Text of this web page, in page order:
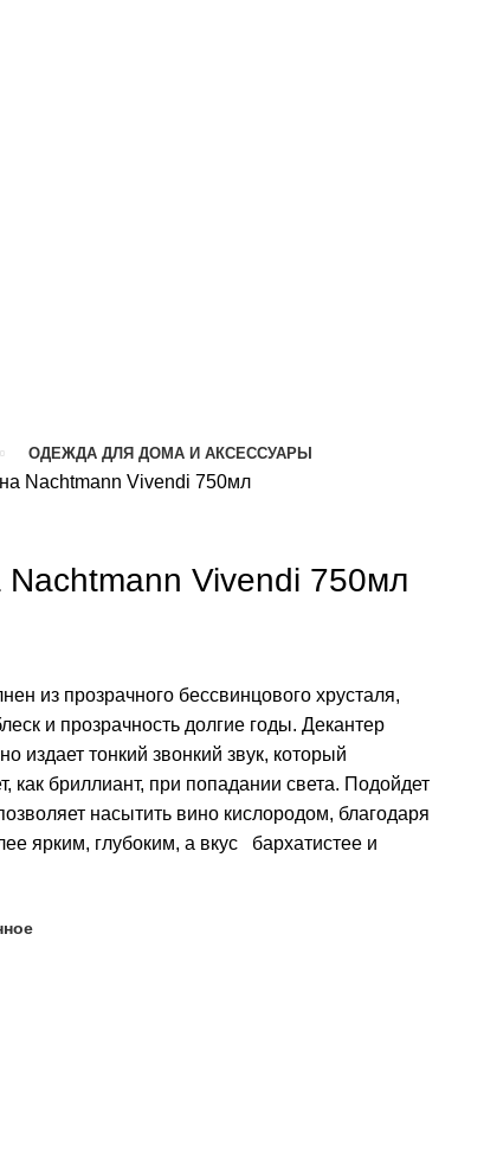
ОДЕЖДА ДЛЯ ДОМА И АКСЕССУАРЫ
Nachtmann Vivendi 750мл
Nachtmann Vivendi 750мл
из прозрачного бессвинцового хрусталя,
и прозрачность долгие годы. Декантер
издает тонкий звонкий звук, который
как бриллиант, при попадании света. Подойдет
насытить вино кислородом, благодаря
ярким, глубоким, а вкус бархатистее и